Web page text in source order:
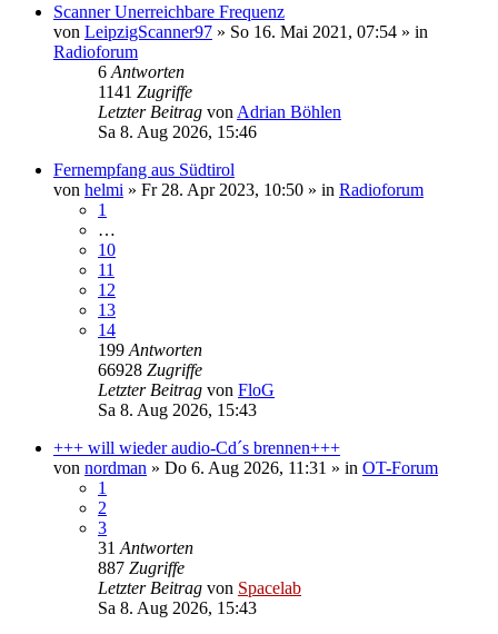
Scanner Unerreichbare Frequenz
von LeipzigScanner97 » So 16. Mai 2021, 07:54 » in
Radioforum
6 Antworten
1141 Zugriffe
Letzter Beitrag von Adrian Böhlen
Sa 8. Aug 2026, 15:46
Fernempfang aus Südtirol
von helmi » Fr 28. Apr 2023, 10:50 » in Radioforum
1
…
10
11
12
13
14
199 Antworten
66928 Zugriffe
Letzter Beitrag von FloG
Sa 8. Aug 2026, 15:43
+++ will wieder audio-Cd´s brennen+++
von nordman » Do 6. Aug 2026, 11:31 » in OT-Forum
1
2
3
31 Antworten
887 Zugriffe
Letzter Beitrag von Spacelab
Sa 8. Aug 2026, 15:43